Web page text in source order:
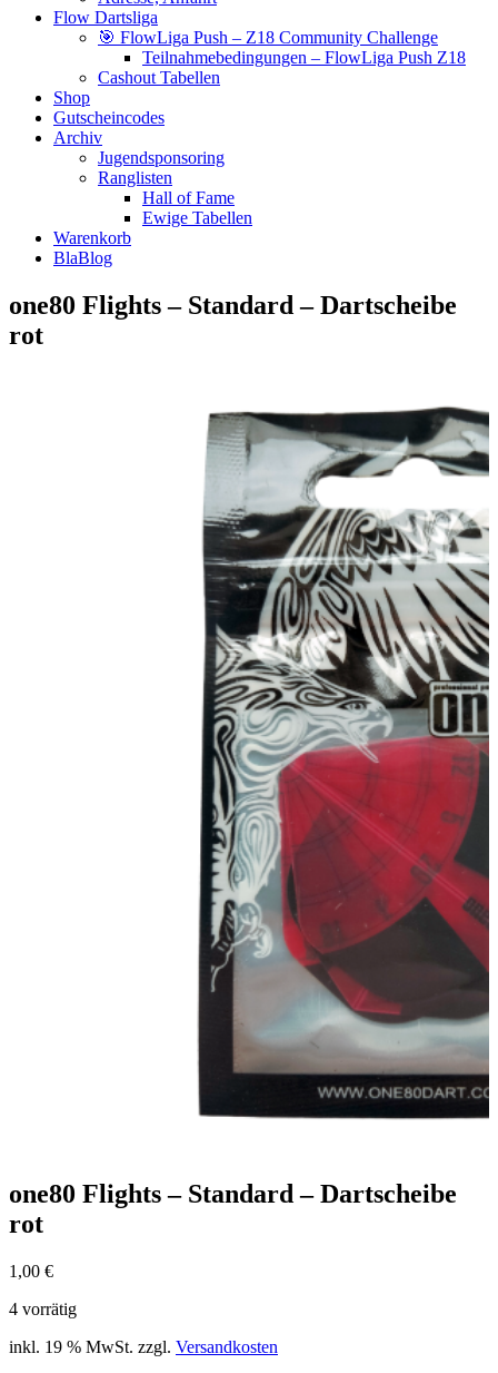
Flow Dartsliga
🎯 FlowLiga Push – Z18 Community Challenge
Teilnahmebedingungen – FlowLiga Push Z18
Cashout Tabellen
Shop
Gutscheincodes
Archiv
Jugendsponsoring
Ranglisten
Hall of Fame
Ewige Tabellen
Warenkorb
BlaBlog
one80 Flights – Standard – Dartscheibe
rot
one80 Flights – Standard – Dartscheibe
rot
1,00 €
4 vorrätig
inkl. 19 % MwSt. zzgl. Versandkosten